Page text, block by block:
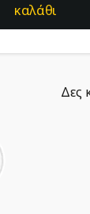
καλάθι
Δες